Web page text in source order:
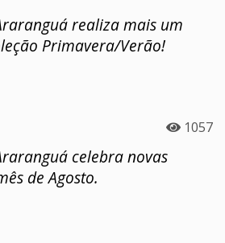
realiza mais um
Primavera/Verão!
1057
celebra novas
de Agosto.